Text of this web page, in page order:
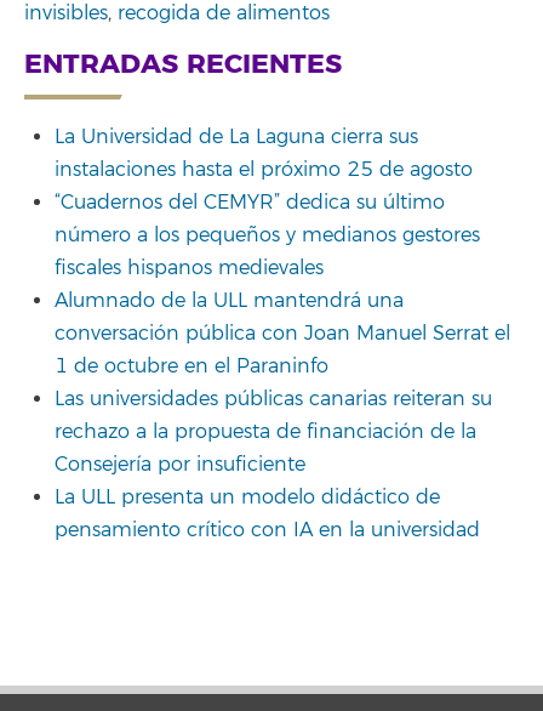
invisibles, recogida de alimentos
ENTRADAS RECIENTES
La Universidad de La Laguna cierra sus
instalaciones hasta el próximo 25 de agosto
“Cuadernos del CEMYR” dedica su último
número a los pequeños y medianos gestores
fiscales hispanos medievales
Alumnado de la ULL mantendrá una
conversación pública con Joan Manuel Serrat el
1 de octubre en el Paraninfo
Las universidades públicas canarias reiteran su
rechazo a la propuesta de financiación de la
Consejería por insuficiente
La ULL presenta un modelo didáctico de
pensamiento crítico con IA en la universidad